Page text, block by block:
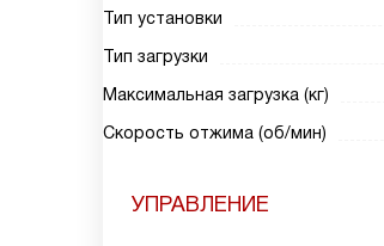
Тип установки
Тип загрузки
Максимальная загрузка (кг)
Скорость отжима (об/мин)
УПРАВЛЕНИЕ